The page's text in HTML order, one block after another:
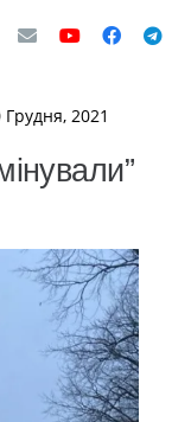
2021